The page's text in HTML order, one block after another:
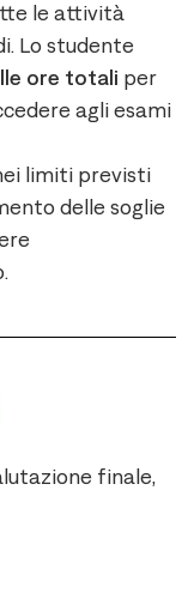
le attività
Lo studente
ore totali per
agli esami
limiti previsti
delle soglie
finale,